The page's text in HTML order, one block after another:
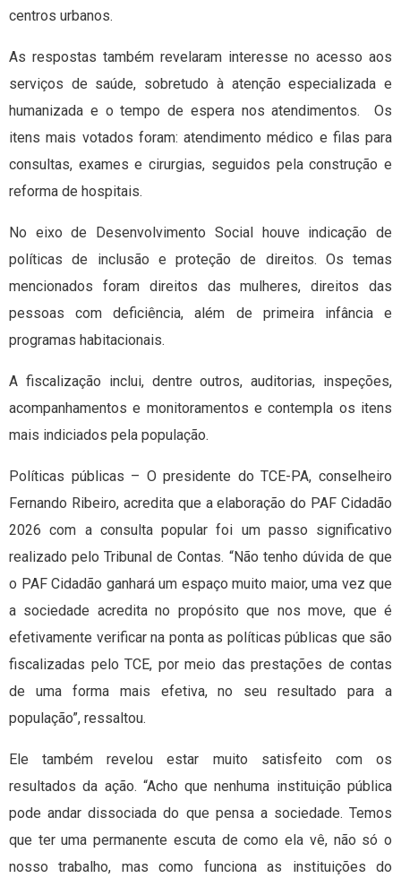
centros urbanos.
As respostas também revelaram interesse no acesso aos
serviços de saúde, sobretudo à atenção especializada e
humanizada e o tempo de espera nos atendimentos. Os
itens mais votados foram: atendimento médico e filas para
consultas, exames e cirurgias, seguidos pela construção e
reforma de hospitais.
No eixo de Desenvolvimento Social houve indicação de
políticas de inclusão e proteção de direitos. Os temas
mencionados foram direitos das mulheres, direitos das
pessoas com deficiência, além de primeira infância e
programas habitacionais.
A fiscalização inclui, dentre outros, auditorias, inspeções,
acompanhamentos e monitoramentos e contempla os itens
mais indiciados pela população.
Políticas públicas – O presidente do TCE-PA, conselheiro
Fernando Ribeiro, acredita que a elaboração do PAF Cidadão
2026 com a consulta popular foi um passo significativo
realizado pelo Tribunal de Contas. “Não tenho dúvida de que
o PAF Cidadão ganhará um espaço muito maior, uma vez que
a sociedade acredita no propósito que nos move, que é
efetivamente verificar na ponta as políticas públicas que são
fiscalizadas pelo TCE, por meio das prestações de contas
de uma forma mais efetiva, no seu resultado para a
população”, ressaltou.
Ele também revelou estar muito satisfeito com os
resultados da ação. “Acho que nenhuma instituição pública
pode andar dissociada do que pensa a sociedade. Temos
que ter uma permanente escuta de como ela vê, não só o
nosso trabalho, mas como funciona as instituições do